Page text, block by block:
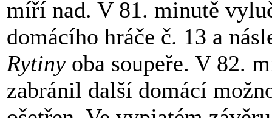
míří nad. V 81. minutě
domácího hráče č. 13 a
Rytiny oba soupeře. V 82.
zabránil další domácí